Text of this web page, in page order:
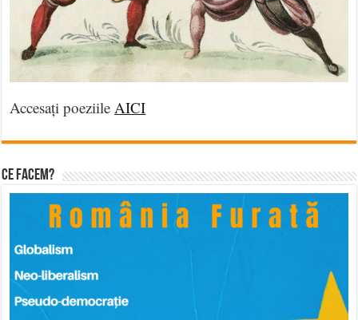
Accesați poeziileAICI
Ce facem?